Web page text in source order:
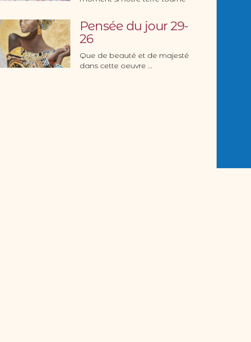
Pensée du jour 29-
26
Que de beauté et de majesté
dans cette oeuvre …